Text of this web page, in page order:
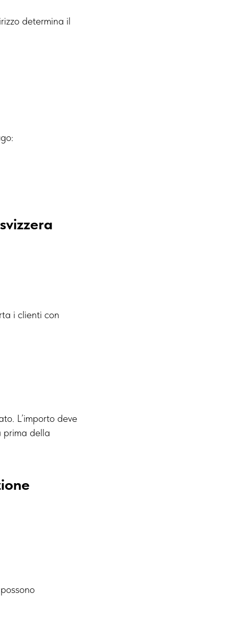
determina il
i clienti con
L’importo deve
prima della